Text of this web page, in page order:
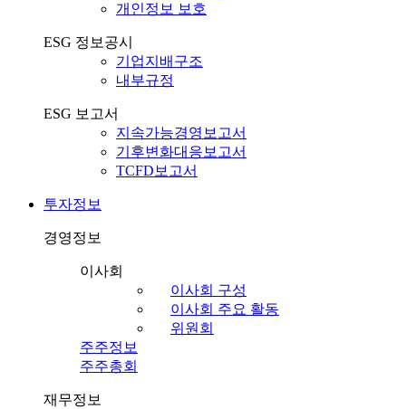
개인정보 보호
ESG 정보공시
기업지배구조
내부규정
ESG 보고서
지속가능경영보고서
기후변화대응보고서
TCFD보고서
투자정보
경영정보
이사회
이사회 구성
이사회 주요 활동
위원회
주주정보
주주총회
재무정보